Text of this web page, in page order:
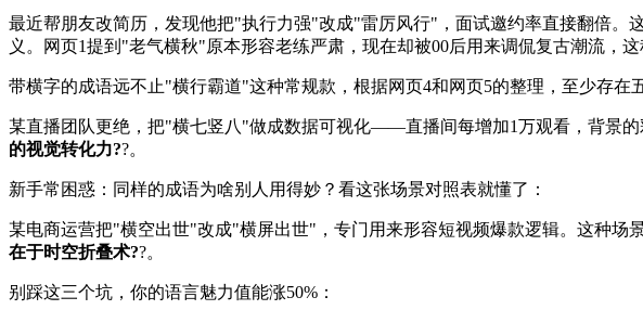
最近帮朋友改简历，发现他把"执行力强"改成"雷厉风行"，面试邀约率直接翻倍
义。网页1提到"老气横秋"原本形容老练严肃，现在却被00后用来调侃复古潮流，这
带横字的成语远不止"横行霸道"这种常规款，根据网页4和网页5的整理，至少存在
某直播团队更绝，把"横七竖八"做成数据可视化——直播间每增加1万观看，背景
的视觉转化力??。
新手常困惑：同样的成语为啥别人用得妙？看这张场景对照表就懂了：
某电商运营把"横空出世"改成"横屏出世"，专门用来形容短视频爆款逻辑。这种
在于时空折叠术??。
别踩这三个坑，你的语言魅力值能涨50%：